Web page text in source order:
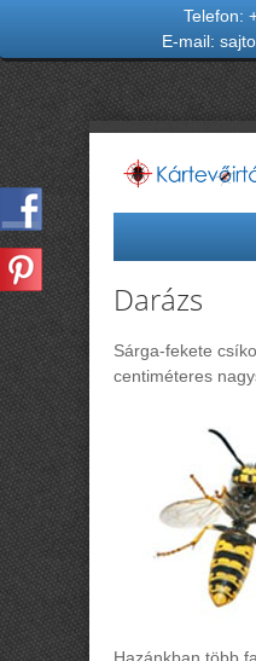
Darázs
Sárga-fekete
centiméteres
Telefon:
E-mail: